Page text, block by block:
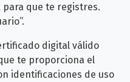
para que te registres.
digital válido
te proporciona el
identificaciones de uso